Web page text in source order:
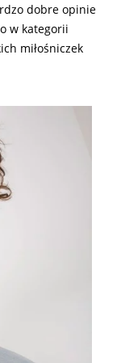
dobre opinie
w kategorii
miłośniczek